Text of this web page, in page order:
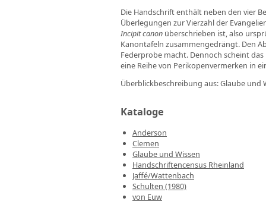
Die Handschrift enthält neben den vier
Überlegungen zur Vierzahl der
Incipit canon überschrieben ist, also
Kanontafeln zusammengedrängt. Den
Federprobe macht. Dennoch scheint
eine Reihe von Perikopenvermerken in
Überblickbeschreibung aus: Glaube und
Kataloge
Anderson
Clemen
Glaube und Wissen
Handschriftencensus Rheinland
Jaffé/Wattenbach
Schulten (1980)
von Euw